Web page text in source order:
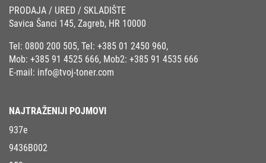
PRODAJA / URED / SKLADIŠTE
Savica Šanci 145, Zagreb, HR 10000
Tel: 0800 200 505, Tel: +385 01 2450 960,
Mob: +385 91 4525 666, Mob2: +385 91 4535 666
E-mail: info@tvoj-toner.com
NAJTRAŽENIJI POJMOVI
937e
9436B002